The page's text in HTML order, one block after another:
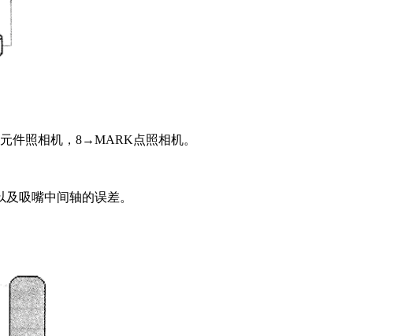
件照相机，8→MARK点照相机。
吸嘴中间轴的误差。